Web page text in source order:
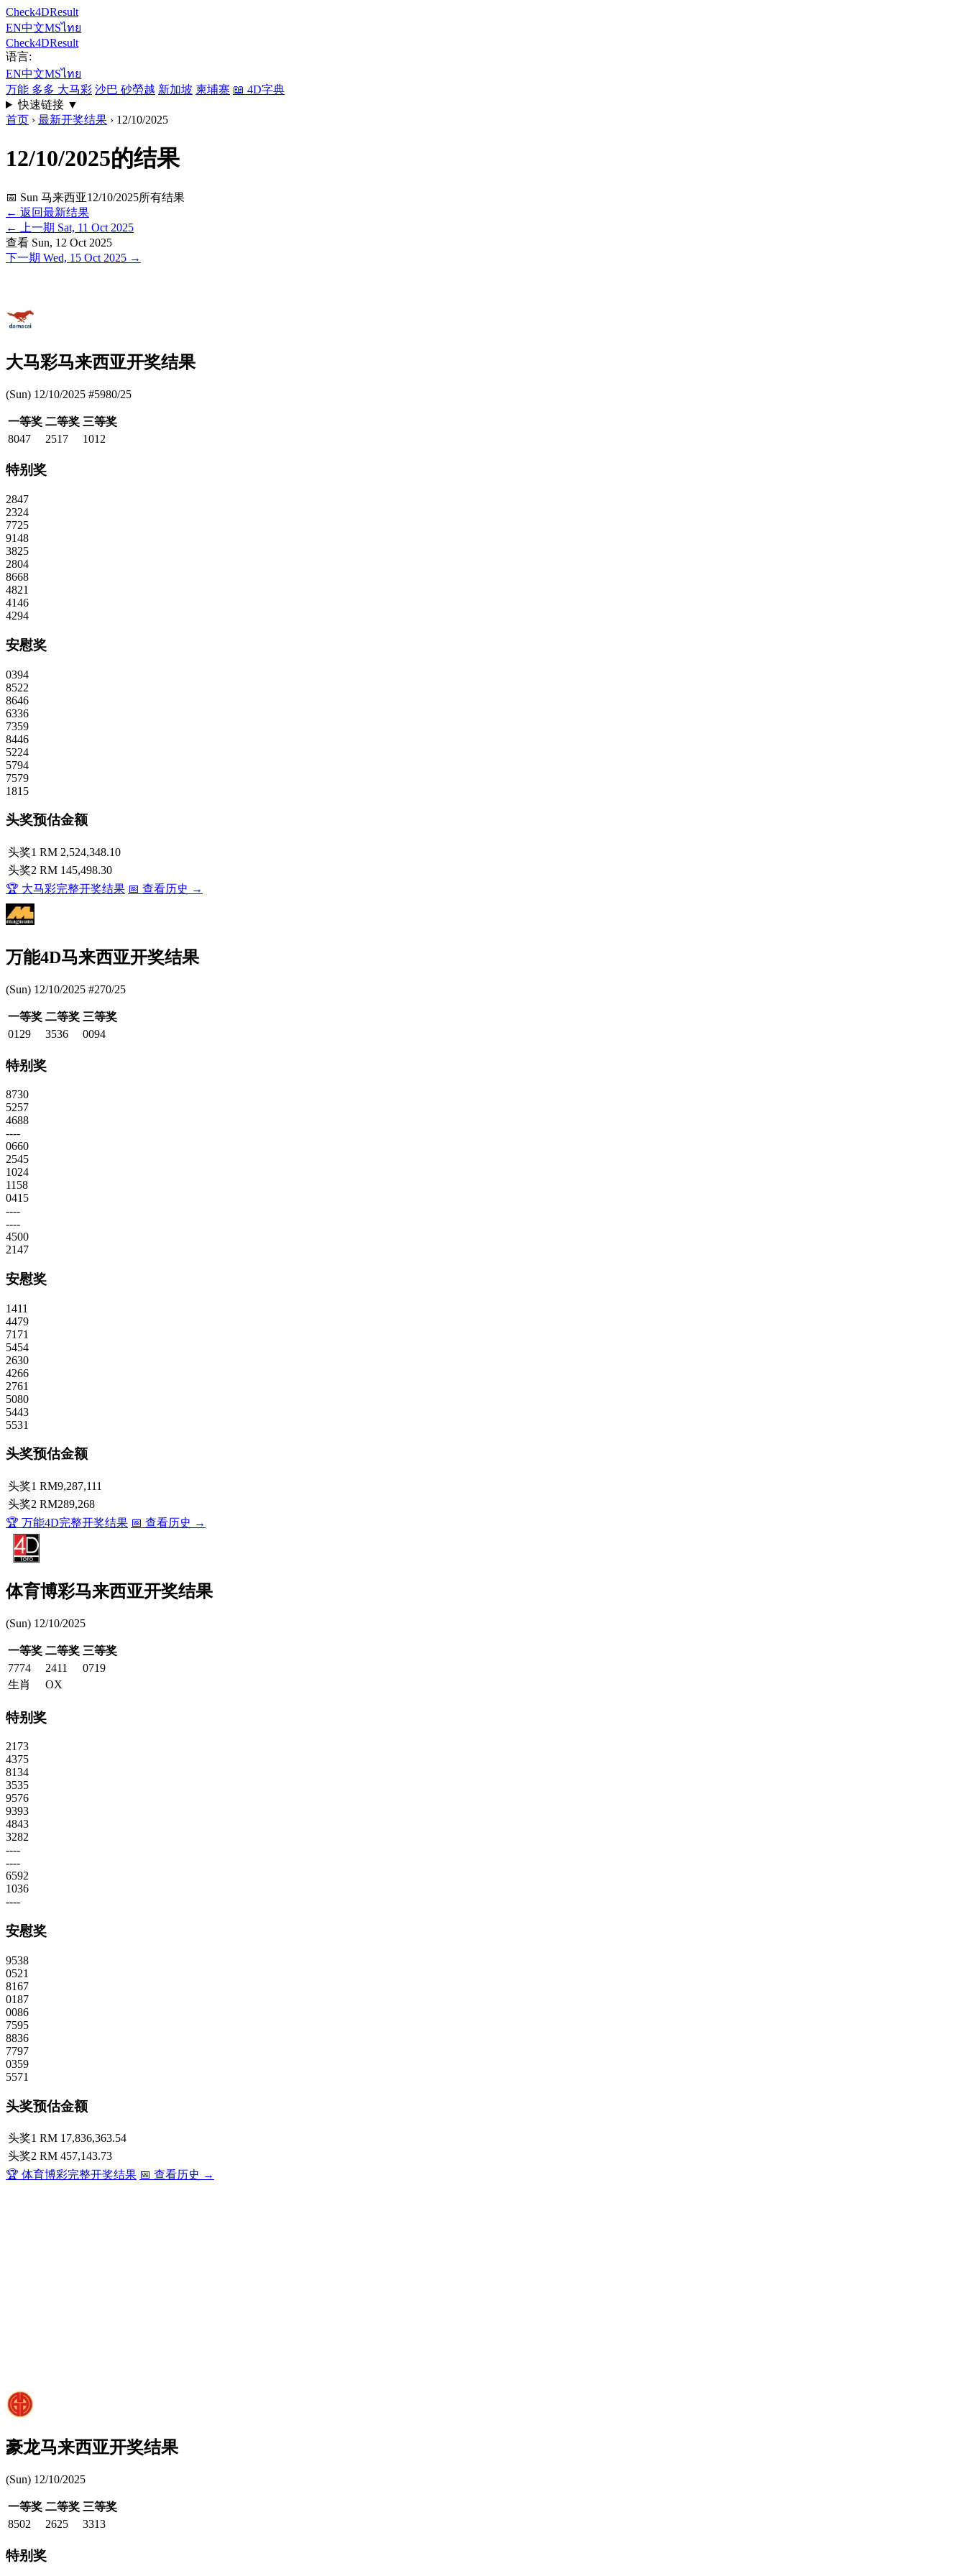
Check4DResult
EN中文MSไทย
Check4DResult
语言:
EN中文MSไทย
万能 多多 大马彩 沙巴 砂勞越 新加坡 柬埔寨 📖 4D字典
快速链接 ▼
首页 › 最新开奖结果 › 12/10/2025
12/10/2025的结果
📅 Sun 马来西亚12/10/2025所有结果
← 返回最新结果
←
上一期 Sat, 11 Oct 2025
查看 Sun, 12 Oct 2025
下一期 Wed, 15 Oct 2025 →
大马彩马来西亚开奖结果
(Sun) 12/10/2025 #5980/25
一等奖 二等奖 三等奖
8047
2517 1012
特别奖
2847
2324
7725
9148
3825
2804
8668
4821
4146
4294
安慰奖
0394
8522
8646
6336
7359
8446
5224
5794
7579
1815
头奖预估金额
头奖1 RM 2,524,348.10
头奖2 RM 145,498.30
🏆 大马彩完整开奖结果 📅 查看历史 →
万能4D马来西亚开奖结果
(Sun) 12/10/2025 #270/25
一等奖 二等奖 三等奖
0129
3536 0094
特别奖
8730
5257
4688
----
0660
2545
1024
1158
0415
----
----
4500
2147
安慰奖
1411
4479
7171
5454
2630
4266
2761
5080
5443
5531
头奖预估金额
头奖1 RM9,287,111
头奖2 RM289,268
🏆 万能4D完整开奖结果 📅 查看历史 →
体育博彩马来西亚开奖结果
(Sun) 12/10/2025
一等奖 二等奖 三等奖
7774
2411
0719
生肖
OX
特别奖
2173
4375
8134
3535
9576
9393
4843
3282
----
----
6592
1036
----
安慰奖
9538
0521
8167
0187
0086
7595
8836
7797
0359
5571
头奖预估金额
头奖1 RM 17,836,363.54
头奖2 RM 457,143.73
🏆 体育博彩完整开奖结果 📅 查看历史 →
豪龙马来西亚开奖结果
(Sun) 12/10/2025
一等奖 二等奖 三等奖
8502
2625 3313
特别奖